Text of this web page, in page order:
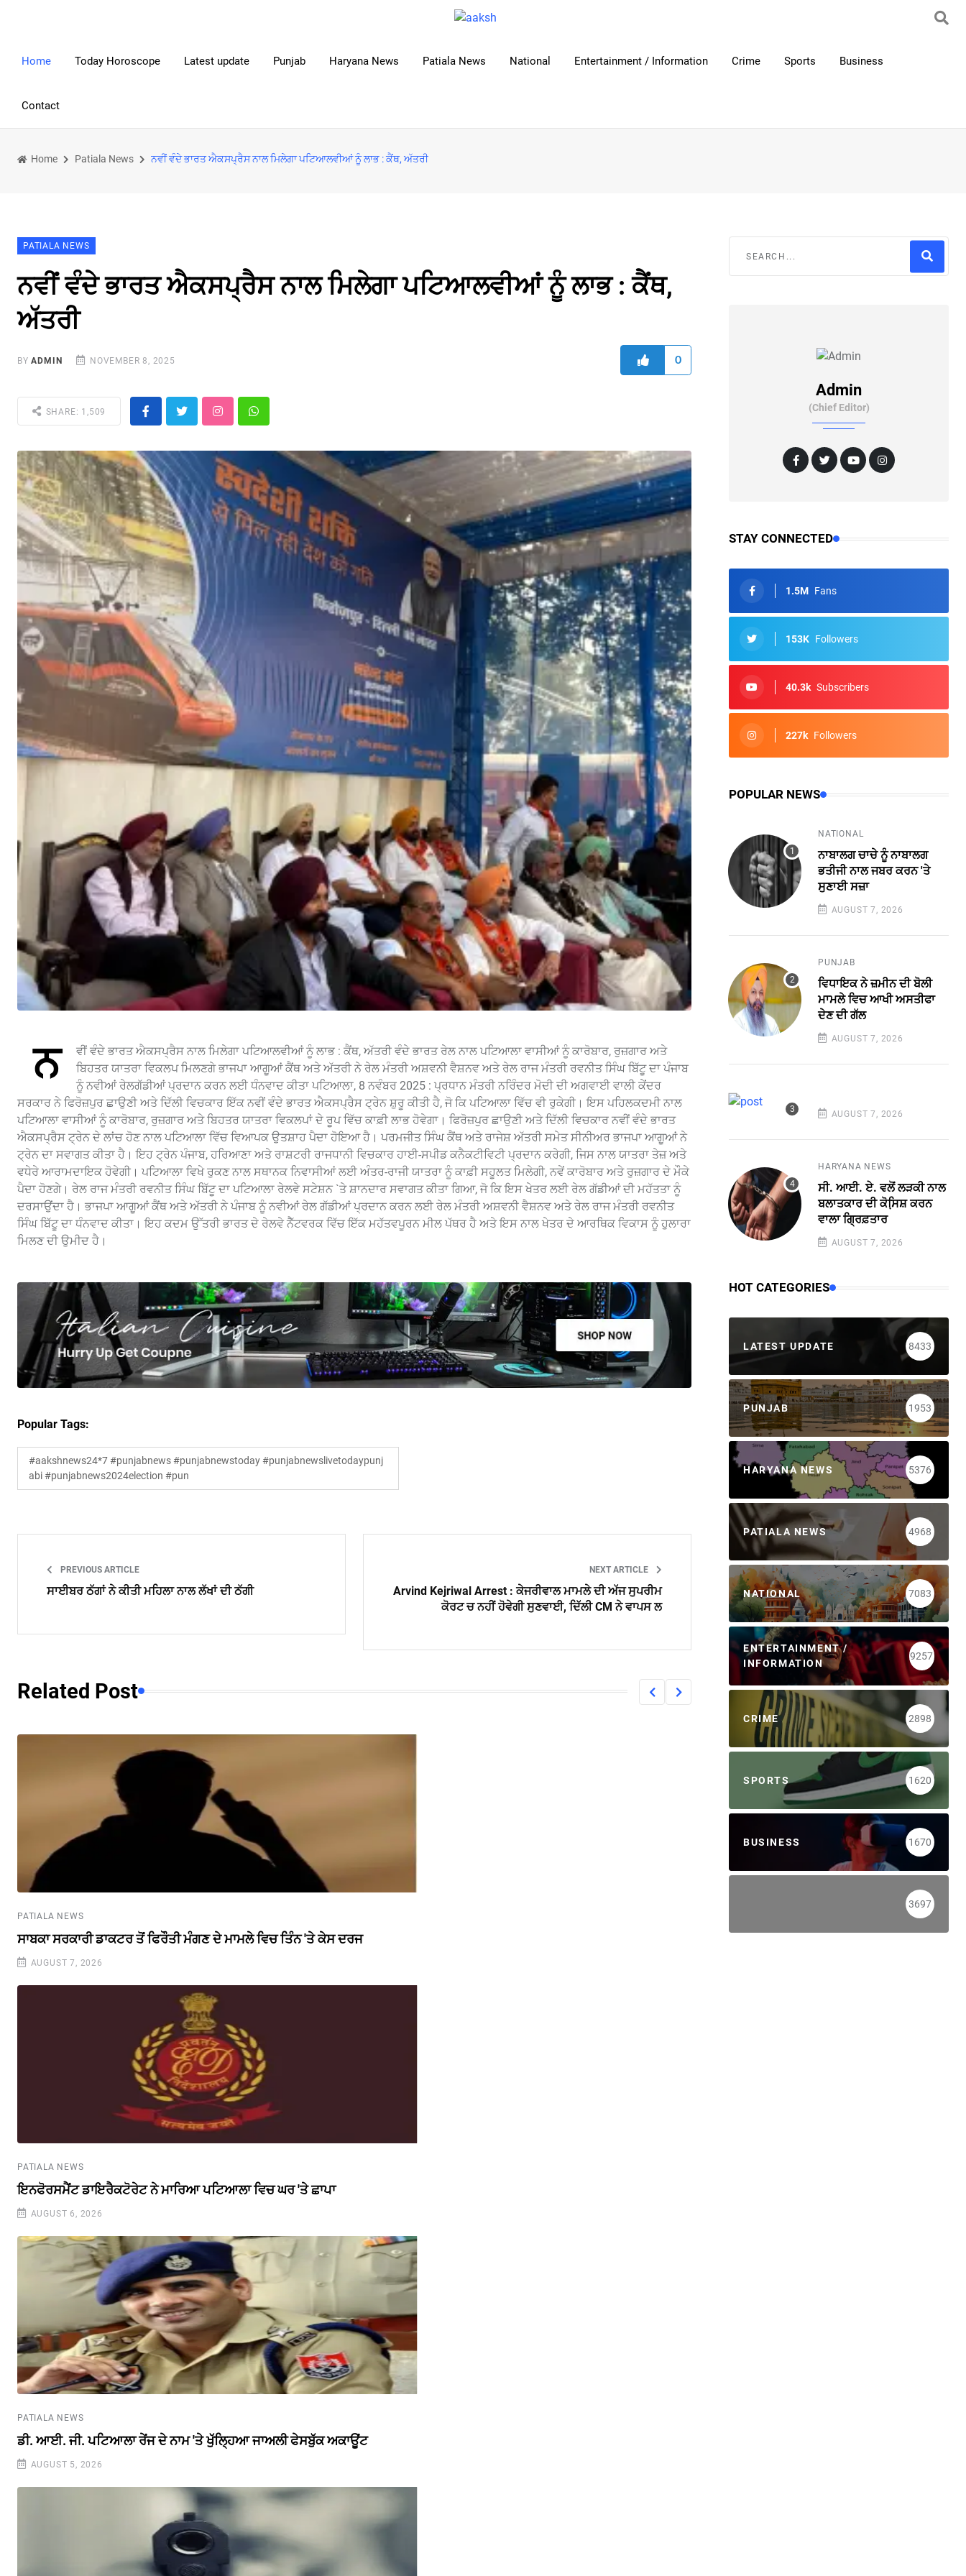
Home Today Horoscope Latest update Punjab Haryana News Patiala News National Entertainment / Information Crime Sports Business
Contact
Home Patiala News ਨਵੀਂ ਵੰਦੇ ਭਾਰਤ ਐਕਸਪ੍ਰੈਸ ਨਾਲ ਮਿਲੇਗਾ ਪਟਿਆਲਵੀਆਂ ਨੂੰ ਲਾਭ : ਕੈਂਥ, ਅੱਤਰੀ
PATIALA NEWS
ਨਵੀਂ ਵੰਦੇ ਭਾਰਤ ਐਕਸਪ੍ਰੈਸ ਨਾਲ ਮਿਲੇਗਾ ਪਟਿਆਲਵੀਆਂ ਨੂੰ ਲਾਭ : ਕੈਂਥ,
ਅੱਤਰੀ
BYADMIN NOVEMBER 8, 2025 0
SHARE: 1,509
ਨ
ਵੀਂ ਵੰਦੇ ਭਾਰਤ ਐਕਸਪ੍ਰੈਸ ਨਾਲ ਮਿਲੇਗਾ ਪਟਿਆਲਵੀਆਂ ਨੂੰ ਲਾਭ : ਕੈਂਥ, ਅੱਤਰੀ ਵੰਦੇ ਭਾਰਤ ਰੇਲ ਨਾਲ ਪਟਿਆਲਾ ਵਾਸੀਆਂ ਨੂੰ ਕਾਰੋਬਾਰ, ਰੁਜ਼ਗਾਰ ਅਤੇ
ਬਿਹਤਰ ਯਾਤਰਾ ਵਿਕਲਪ ਮਿਲਣਗੇ ਭਾਜਪਾ ਆਗੂਆਂ ਕੈਂਥ ਅਤੇ ਅੱਤਰੀ ਨੇ ਰੇਲ ਮੰਤਰੀ ਅਸ਼ਵਨੀ ਵੈਸ਼ਨਵ ਅਤੇ ਰੇਲ ਰਾਜ ਮੰਤਰੀ ਰਵਨੀਤ ਸਿੰਘ ਬਿੱਟੂ ਦਾ ਪੰਜਾਬ
ਨੂੰ ਨਵੀਆਂ ਰੇਲਗੱਡੀਆਂ ਪ੍ਰਦਾਨ ਕਰਨ ਲਈ ਧੰਨਵਾਦ ਕੀਤਾ ਪਟਿਆਲਾ, 8 ਨਵੰਬਰ 2025 : ਪ੍ਰਧਾਨ ਮੰਤਰੀ ਨਰਿੰਦਰ ਮੋਦੀ ਦੀ ਅਗਵਾਈ ਵਾਲੀ ਕੇਂਦਰ
ਸਰਕਾਰ ਨੇ ਫਿਰੋਜ਼ਪੁਰ ਛਾਉਣੀ ਅਤੇ ਦਿੱਲੀ ਵਿਚਕਾਰ ਇੱਕ ਨਵੀਂ ਵੰਦੇ ਭਾਰਤ ਐਕਸਪ੍ਰੈਸ ਟ੍ਰੇਨ ਸ਼ੁਰੂ ਕੀਤੀ ਹੈ, ਜੋ ਕਿ ਪਟਿਆਲਾ ਵਿੱਚ ਵੀ ਰੁਕੇਗੀ। ਇਸ ਪਹਿਲਕਦਮੀ ਨਾਲ
ਪਟਿਆਲਾ ਵਾਸੀਆਂ ਨੂੰ ਕਾਰੋਬਾਰ, ਰੁਜ਼ਗਾਰ ਅਤੇ ਬਿਹਤਰ ਯਾਤਰਾ ਵਿਕਲਪਾਂ ਦੇ ਰੂਪ ਵਿੱਚ ਕਾਫ਼ੀ ਲਾਭ ਹੋਵੇਗਾ। ਫਿਰੋਜ਼ਪੁਰ ਛਾਉਣੀ ਅਤੇ ਦਿੱਲੀ ਵਿਚਕਾਰ ਨਵੀਂ ਵੰਦੇ ਭਾਰਤ
ਐਕਸਪ੍ਰੈਸ ਟ੍ਰੇਨ ਦੇ ਲਾਂਚ ਹੋਣ ਨਾਲ ਪਟਿਆਲਾ ਵਿੱਚ ਵਿਆਪਕ ਉਤਸ਼ਾਹ ਪੈਦਾ ਹੋਇਆ ਹੈ। ਪਰਮਜੀਤ ਸਿੰਘ ਕੈਂਥ ਅਤੇ ਰਾਜੇਸ਼ ਅੱਤਰੀ ਸਮੇਤ ਸੀਨੀਅਰ ਭਾਜਪਾ ਆਗੂਆਂ ਨੇ
ਟ੍ਰੇਨ ਦਾ ਸਵਾਗਤ ਕੀਤਾ ਹੈ। ਇਹ ਟ੍ਰੇਨ ਪੰਜਾਬ, ਹਰਿਆਣਾ ਅਤੇ ਰਾਸ਼ਟਰੀ ਰਾਜਧਾਨੀ ਵਿਚਕਾਰ ਹਾਈ-ਸਪੀਡ ਕਨੈਕਟੀਵਿਟੀ ਪ੍ਰਦਾਨ ਕਰੇਗੀ, ਜਿਸ ਨਾਲ ਯਾਤਰਾ ਤੇਜ਼ ਅਤੇ
ਵਧੇਰੇ ਆਰਾਮਦਾਇਕ ਹੋਵੇਗੀ। ਪਟਿਆਲਾ ਵਿਖੇ ਰੁਕਣ ਨਾਲ ਸਥਾਨਕ ਨਿਵਾਸੀਆਂ ਲਈ ਅੰਤਰ-ਰਾਜੀ ਯਾਤਰਾ ਨੂੰ ਕਾਫ਼ੀ ਸਹੂਲਤ ਮਿਲੇਗੀ, ਨਵੇਂ ਕਾਰੋਬਾਰ ਅਤੇ ਰੁਜ਼ਗਾਰ ਦੇ ਮੌਕੇ
ਪੈਦਾ ਹੋਣਗੇ। ਰੇਲ ਰਾਜ ਮੰਤਰੀ ਰਵਨੀਤ ਸਿੰਘ ਬਿੱਟੂ ਦਾ ਪਟਿਆਲਾ ਰੇਲਵੇ ਸਟੇਸ਼ਨ `ਤੇ ਸ਼ਾਨਦਾਰ ਸਵਾਗਤ ਕੀਤਾ ਗਿਆ, ਜੋ ਕਿ ਇਸ ਖੇਤਰ ਲਈ ਰੇਲ ਗੱਡੀਆਂ ਦੀ ਮਹੱਤਤਾ ਨੂੰ
ਦਰਸਾਉਂਦਾ ਹੈ। ਭਾਜਪਾ ਆਗੂਆਂ ਕੈਂਥ ਅਤੇ ਅੱਤਰੀ ਨੇ ਪੰਜਾਬ ਨੂੰ ਨਵੀਆਂ ਰੇਲ ਗੱਡੀਆਂ ਪ੍ਰਦਾਨ ਕਰਨ ਲਈ ਰੇਲ ਮੰਤਰੀ ਅਸ਼ਵਨੀ ਵੈਸ਼ਨਵ ਅਤੇ ਰੇਲ ਰਾਜ ਮੰਤਰੀ ਰਵਨੀਤ
ਸਿੰਘ ਬਿੱਟੂ ਦਾ ਧੰਨਵਾਦ ਕੀਤਾ। ਇਹ ਕਦਮ ਉੱਤਰੀ ਭਾਰਤ ਦੇ ਰੇਲਵੇ ਨੈੱਟਵਰਕ ਵਿੱਚ ਇੱਕ ਮਹੱਤਵਪੂਰਨ ਮੀਲ ਪੱਥਰ ਹੈ ਅਤੇ ਇਸ ਨਾਲ ਖੇਤਰ ਦੇ ਆਰਥਿਕ ਵਿਕਾਸ ਨੂੰ ਹੁਲਾਰਾ
ਮਿਲਣ ਦੀ ਉਮੀਦ ਹੈ।
Popular Tags:
#aakshnews24*7 #punjabnews #punjabnewstoday #punjabnewslivetodaypunj
abi #punjabnews2024election #pun
PREVIOUS ARTICLE
ਸਾਈਬਰ ਠੱਗਾਂ ਨੇ ਕੀਤੀ ਮਹਿਲਾ ਨਾਲ ਲੱਖਾਂ ਦੀ ਠੱਗੀ
NEXT ARTICLE
Arvind Kejriwal Arrest : ਕੇਜਰੀਵਾਲ ਮਾਮਲੇ ਦੀ ਅੱਜ ਸੁਪਰੀਮ
ਕੋਰਟ ਚ ਨਹੀਂ ਹੋਵੇਗੀ ਸੁਣਵਾਈ, ਦਿੱਲੀ CM ਨੇ ਵਾਪਸ ਲ
Related Post
PATIALA NEWS
ਸਾਬਕਾ ਸਰਕਾਰੀ ਡਾਕਟਰ ਤੋਂ ਫਿਰੌਤੀ ਮੰਗਣ ਦੇ ਮਾਮਲੇ ਵਿਚ ਤਿੰਨ 'ਤੇ ਕੇਸ ਦਰਜ
AUGUST 7, 2026
PATIALA NEWS
ਇਨਫੋਰਸਮੈਂਟ ਡਾਇਰੈਕਟੋਰੇਟ ਨੇ ਮਾਰਿਆ ਪਟਿਆਲਾ ਵਿਚ ਘਰ 'ਤੇ ਛਾਪਾ
AUGUST 6, 2026
PATIALA NEWS
ਡੀ. ਆਈ. ਜੀ. ਪਟਿਆਲਾ ਰੇਂਜ ਦੇ ਨਾਮ 'ਤੇ ਖੁੱਲ੍ਹਿਆ ਜਾਅਲੀ ਫੇਸਬੁੱਕ ਅਕਾਊਂਟ
AUGUST 5, 2026
Admin
(Chief Editor)
STAY CONNECTED
1.5M Fans
153K Followers
40.3k Subscribers
227k Followers
POPULAR NEWS
NATIONAL
ਨਾਬਾਲਗ ਚਾਚੇ ਨੂੰ ਨਾਬਾਲਗ
ਭਤੀਜੀ ਨਾਲ ਜਬਰ ਕਰਨ 'ਤੇ
ਸੁਣਾਈ ਸਜ਼ਾ
AUGUST 7, 2026
PUNJAB
ਵਿਧਾਇਕ ਨੇ ਜ਼ਮੀਨ ਦੀ ਬੋਲੀ
ਮਾਮਲੇ ਵਿਚ ਆਖੀ ਅਸਤੀਫਾ
ਦੇਣ ਦੀ ਗੱਲ
AUGUST 7, 2026
AUGUST 7, 2026
HARYANA NEWS
ਸੀ. ਆਈ. ਏ. ਵਲੋਂ ਲੜਕੀ ਨਾਲ
ਬਲਾਤਕਾਰ ਦੀ ਕੋਸਿ਼ਸ਼ ਕਰਨ
ਵਾਲਾ ਗ੍ਰਿਫ਼ਤਾਰ
AUGUST 7, 2026
HOT CATEGORIES
LATEST UPDATE 8433
PUNJAB 1953
HARYANA NEWS 5376
PATIALA NEWS 4968
NATIONAL 7083
ENTERTAINMENT /
INFORMATION
9257
CRIME 2898
SPORTS 1620
BUSINESS 1670
3697